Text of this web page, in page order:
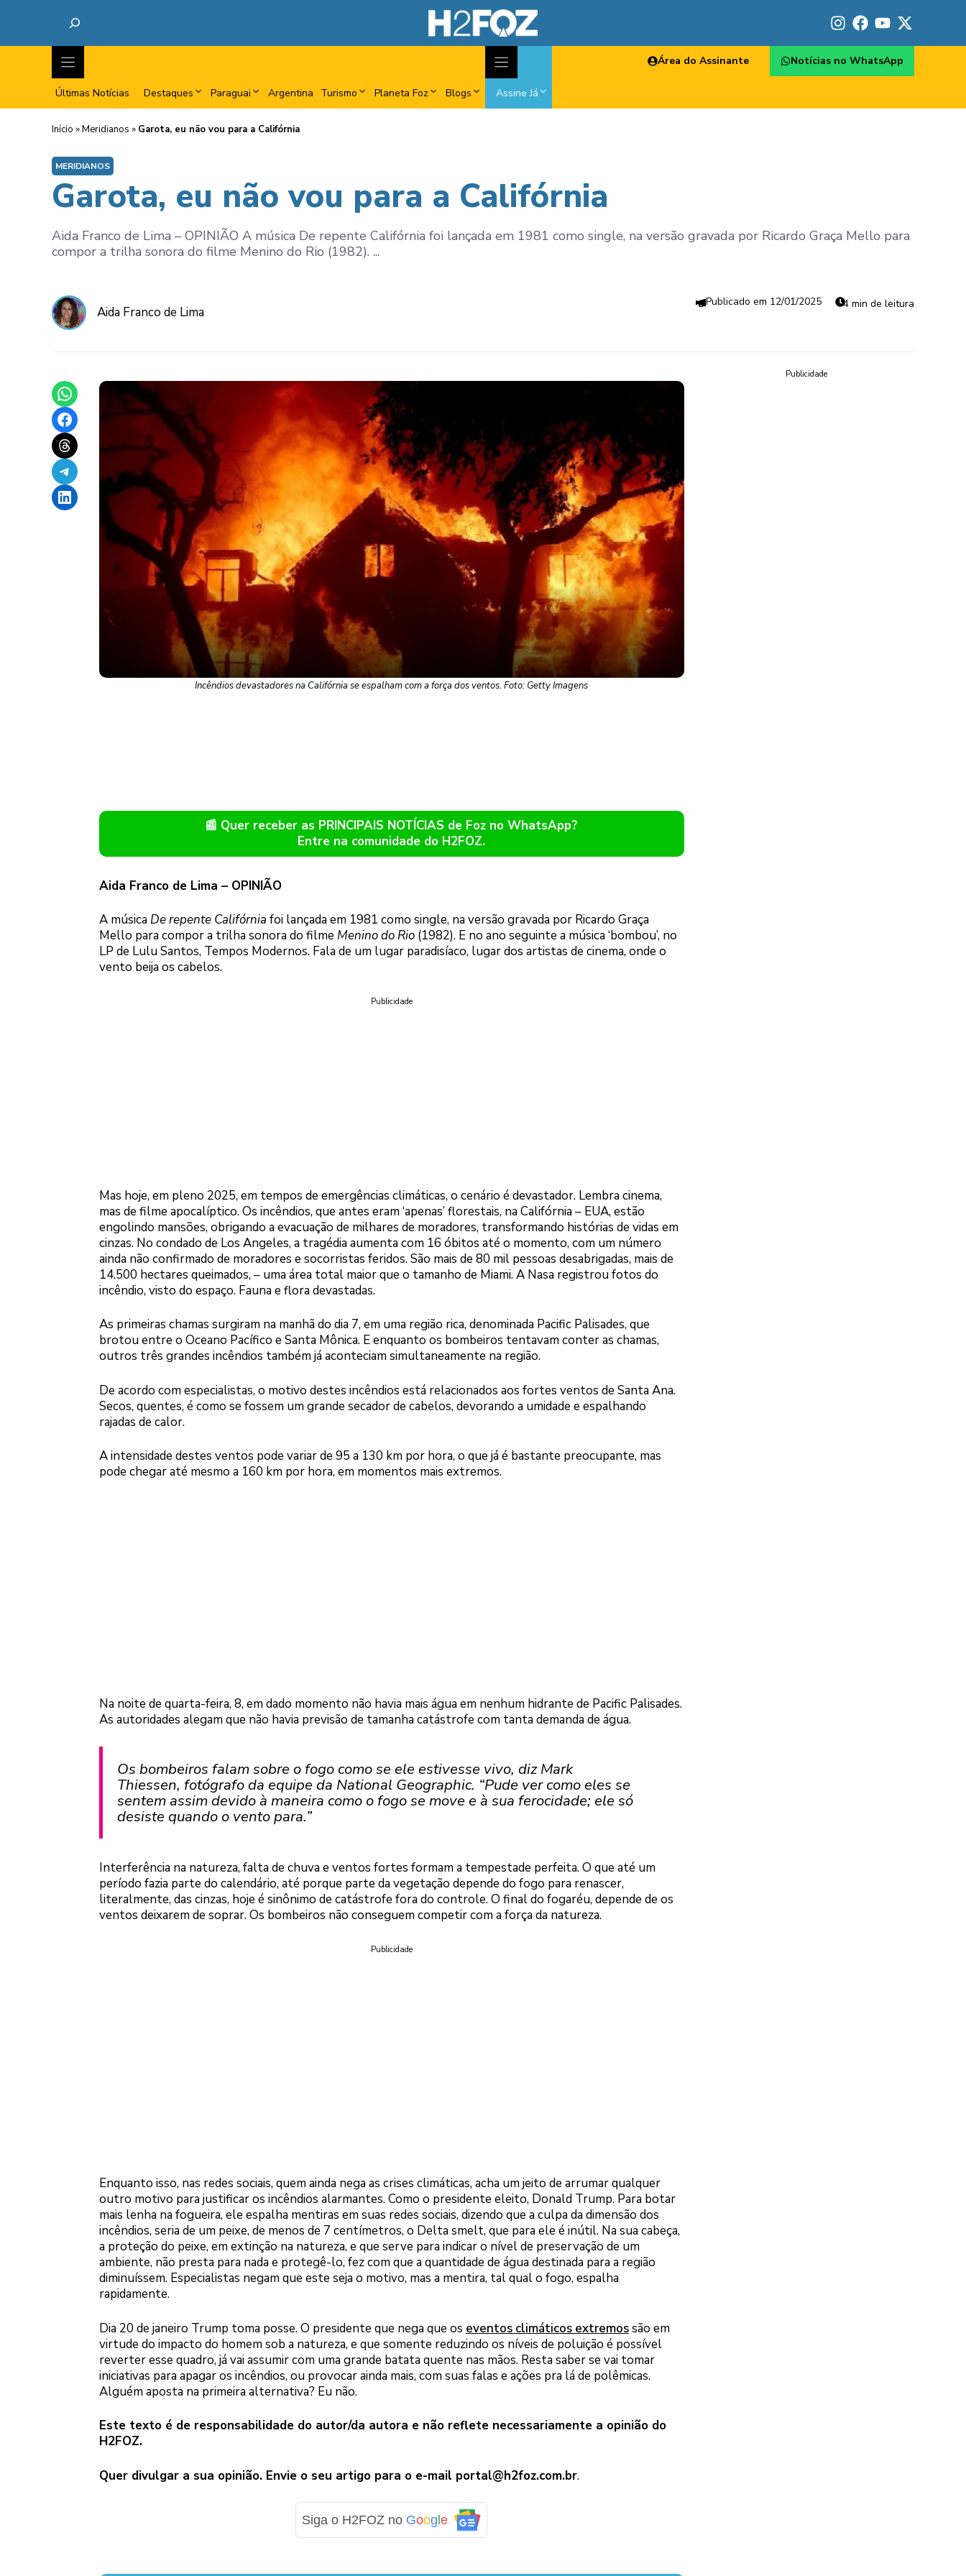
Últimas Notícias Destaques Paraguai Argentina Turismo Planeta Foz Blogs Assine Já
Área do Assinante Notícias no WhatsApp
Início »Meridianos » Garota, eu não vou para a Califórnia
MERIDIANOS
Garota, eu não vou para a Califórnia
Aida Franco de Lima – OPINIÃO A música De repente Califórnia foi lançada em 1981 como single, na versão gravada por Ricardo Graça Mello para
compor a trilha sonora do filme Menino do Rio (1982). ...
Aida Franco de Lima
12/01/2025 4 min de leitura
Share on WhatsApp
Share on Facebook
Share on Threads
Share on Telegram
Share on LinkedIn
Incêndios devastadores na Califórnia se espalham com a força dos ventos. Foto: Getty Imagens
📰 Quer receber as PRINCIPAIS NOTÍCIAS de Foz no WhatsApp?
Entre na comunidade do H2FOZ.
Aida Franco de Lima – OPINIÃO
A músicaDe repente Califórnia foi lançada em 1981 como single, na versão gravada por Ricardo Graça
Mello para compor a trilha sonora do filme Menino do Rio(1982). E no ano seguinte a música ‘bombou’, no
LP de Lulu Santos, Tempos Modernos. Fala de um lugar paradisíaco, lugar dos artistas de cinema, onde o
vento beija os cabelos.
Publicidade
Mas hoje, em pleno 2025, em tempos de emergências climáticas, o cenário é devastador. Lembra cinema,
mas de filme apocalíptico. Os incêndios, que antes eram ‘apenas’ florestais, na Califórnia – EUA, estão
engolindo mansões, obrigando a evacuação de milhares de moradores, transformando histórias de vidas em
cinzas. No condado de Los Angeles, a tragédia aumenta com 16 óbitos até o momento, com um número
ainda não confirmado de moradores e socorristas feridos. São mais de 80 mil pessoas desabrigadas, mais de
14.500 hectares queimados, – uma área total maior que o tamanho de Miami. A Nasa registrou fotos do
incêndio, visto do espaço. Fauna e flora devastadas.
As primeiras chamas surgiram na manhã do dia 7, em uma região rica, denominada Pacific Palisades, que
brotou entre o Oceano Pacífico e Santa Mônica. E enquanto os bombeiros tentavam conter as chamas,
outros três grandes incêndios também já aconteciam simultaneamente na região.
De acordo com especialistas, o motivo destes incêndios está relacionados aos fortes ventos de Santa Ana.
Secos, quentes, é como se fossem um grande secador de cabelos, devorando a umidade e espalhando
rajadas de calor.
A intensidade destes ventos pode variar de 95 a 130 km por hora, o que já é bastante preocupante, mas
pode chegar até mesmo a 160 km por hora, em momentos mais extremos.
Na noite de quarta-feira, 8, em dado momento não havia mais água em nenhum hidrante de Pacific Palisades.
As autoridades alegam que não havia previsão de tamanha catástrofe com tanta demanda de água.
Os bombeiros falam sobre o fogo como se ele estivesse vivo, diz Mark
Thiessen, fotógrafo da equipe da National Geographic. “Pude ver como eles se
sentem assim devido à maneira como o fogo se move e à sua ferocidade; ele só
desiste quando o vento para.”
Interferência na natureza, falta de chuva e ventos fortes formam a tempestade perfeita. O que até um
período fazia parte do calendário, até porque parte da vegetação depende do fogo para renascer,
literalmente, das cinzas, hoje é sinônimo de catástrofe fora do controle. O final do fogaréu, depende de os
ventos deixarem de soprar. Os bombeiros não conseguem competir com a força da natureza.
Publicidade
Enquanto isso, nas redes sociais, quem ainda nega as crises climáticas, acha um jeito de arrumar qualquer
outro motivo para justificar os incêndios alarmantes. Como o presidente eleito, Donald Trump. Para botar
mais lenha na fogueira, ele espalha mentiras em suas redes sociais, dizendo que a culpa da dimensão dos
incêndios, seria de um peixe, de menos de 7 centímetros, o Delta smelt, que para ele é inútil. Na sua cabeça,
a proteção do peixe, em extinção na natureza, e que serve para indicar o nível de preservação de um
ambiente, não presta para nada e protegê-lo, fez com que a quantidade de água destinada para a região
diminuíssem. Especialistas negam que este seja o motivo, mas a mentira, tal qual o fogo, espalha
rapidamente.
Dia 20 de janeiro Trump toma posse. O presidente que nega que os eventos climáticos extremossão em
virtude do impacto do homem sob a natureza, e que somente reduzindo os níveis de poluição é possível
reverter esse quadro, já vai assumir com uma grande batata quente nas mãos. Resta saber se vai tomar
iniciativas para apagar os incêndios, ou provocar ainda mais, com suas falas e ações pra lá de polêmicas.
Alguém aposta na primeira alternativa? Eu não.
Este texto é de responsabilidade do autor/da autora e não reflete necessariamente a opinião do
H2FOZ.
Quer divulgar a sua opinião. Envie o seu artigo para o e-mail portal@h2foz.com.br.
Siga o H2FOZ no Goog le
Publicidade